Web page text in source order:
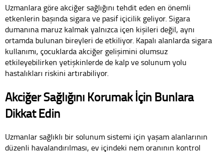
Uzmanlara göre akciğer sağlığını tehdit eden en önemli
etkenlerin başında sigara ve pasif içicilik geliyor. Sigara
dumanına maruz kalmak yalnızca içen kişileri değil, aynı
ortamda bulunan bireyleri de etkiliyor. Kapalı alanlarda sigara
kullanımı, çocuklarda akciğer gelişimini olumsuz
etkileyebilirken yetişkinlerde de kalp ve solunum yolu
hastalıkları riskini artırabiliyor.
Akciğer Sağlığını Korumak İçin Bunlara
Dikkat Edin
Uzmanlar sağlıklı bir solunum sistemi için yaşam alanlarının
düzenli havalandırılması, ev içindeki nem oranının kontrol